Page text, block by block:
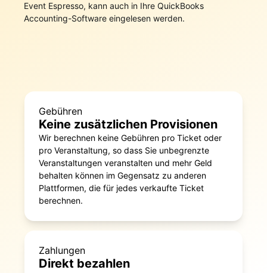
Event Espresso, kann auch in Ihre QuickBooks
Accounting-Software eingelesen werden.
Gebühren
Keine zusätzlichen Provisionen
Wir berechnen keine Gebühren pro Ticket oder
pro Veranstaltung, so dass Sie unbegrenzte
Veranstaltungen veranstalten und mehr Geld
behalten können im Gegensatz zu anderen
Plattformen, die für jedes verkaufte Ticket
berechnen.
Zahlungen
Direkt bezahlen